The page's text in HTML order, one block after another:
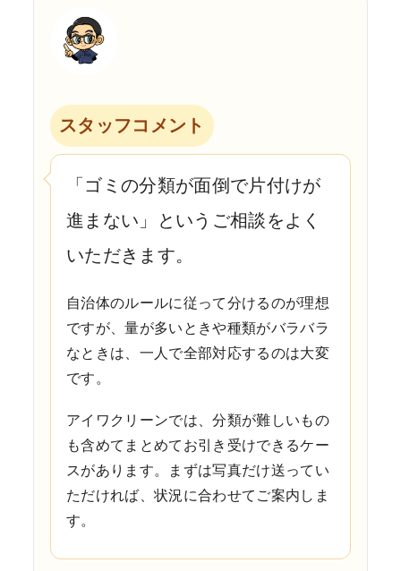
スタッフコメント
「ゴミの分類が面倒で片付けが
進まない」というご相談をよく
いただきます。
自治体のルールに従って分けるのが理想
ですが、量が多いときや種類がバラバラ
なときは、一人で全部対応するのは大変
です。
アイワクリーンでは、分類が難しいもの
も含めてまとめてお引き受けできるケー
スがあります。まずは写真だけ送ってい
ただければ、状況に合わせてご案内しま
す。